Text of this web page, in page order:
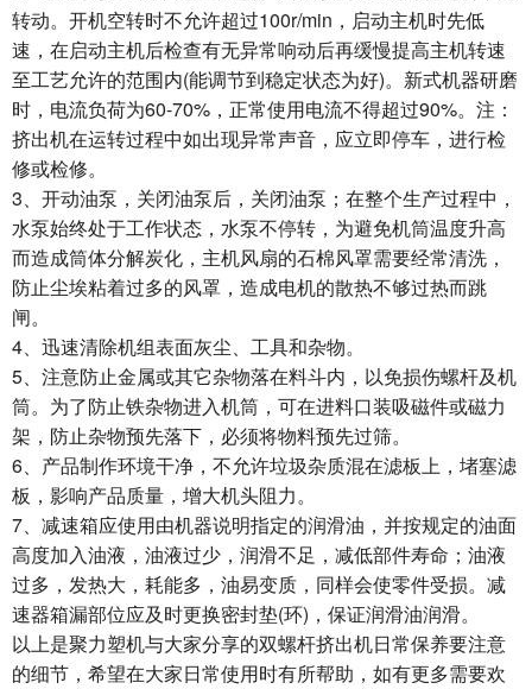
转动。开机空转时不允许超过100r/min，启动主机时先低
速，在启动主机后检查有无异常响动后再缓慢提高主机转速
至工艺允许的范围内(能调节到稳定状态为好)。新式机器研磨
时，电流负荷为60-70%，正常使用电流不得超过90%。注：
挤出机在运转过程中如出现异常声音，应立即停车，进行检
修或检修。
3、开动油泵，关闭油泵后，关闭油泵；在整个生产过程中，
水泵始终处于工作状态，水泵不停转，为避免机筒温度升高
而造成筒体分解炭化，主机风扇的石棉风罩需要经常清洗，
防止尘埃粘着过多的风罩，造成电机的散热不够过热而跳
闸。
4、迅速清除机组表面灰尘、工具和杂物。
5、注意防止金属或其它杂物落在料斗内，以免损伤螺杆及机
筒。为了防止铁杂物进入机筒，可在进料口装吸磁件或磁力
架，防止杂物预先落下，必须将物料预先过筛。
6、产品制作环境干净，不允许垃圾杂质混在滤板上，堵塞滤
板，影响产品质量，增大机头阻力。
7、减速箱应使用由机器说明指定的润滑油，并按规定的油面
高度加入油液，油液过少，润滑不足，减低部件寿命；油液
过多，发热大，耗能多，油易变质，同样会使零件受损。减
速器箱漏部位应及时更换密封垫(环)，保证润滑油润滑。
以上是聚力塑机与大家分享的双螺杆挤出机日常保养要注意
的细节，希望在大家日常使用时有所帮助，如有更多需要欢